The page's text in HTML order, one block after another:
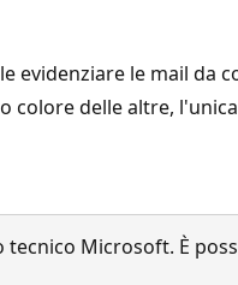
le mail da
colore delle altre,
Microsoft. È